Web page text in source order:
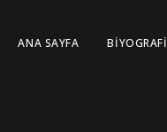
ANA SAYFA BIYOGRAFI